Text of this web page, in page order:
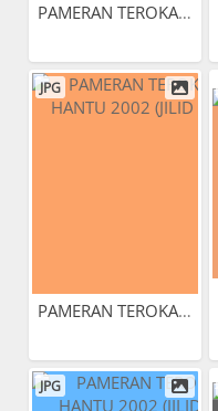
PAMERAN TEROKAI HANTU 2002...
JPG
PAMERAN TEROKAI HANTU 2002...
JPG